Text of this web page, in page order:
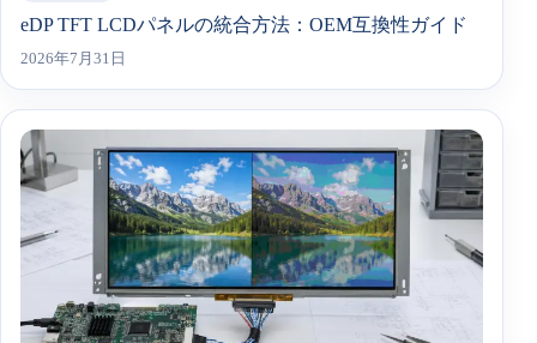
eDP TFT LCDパネルの統合方法：OEM互換性ガイド
2026年7月31日